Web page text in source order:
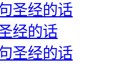
圣经的话
经的话
圣经的话